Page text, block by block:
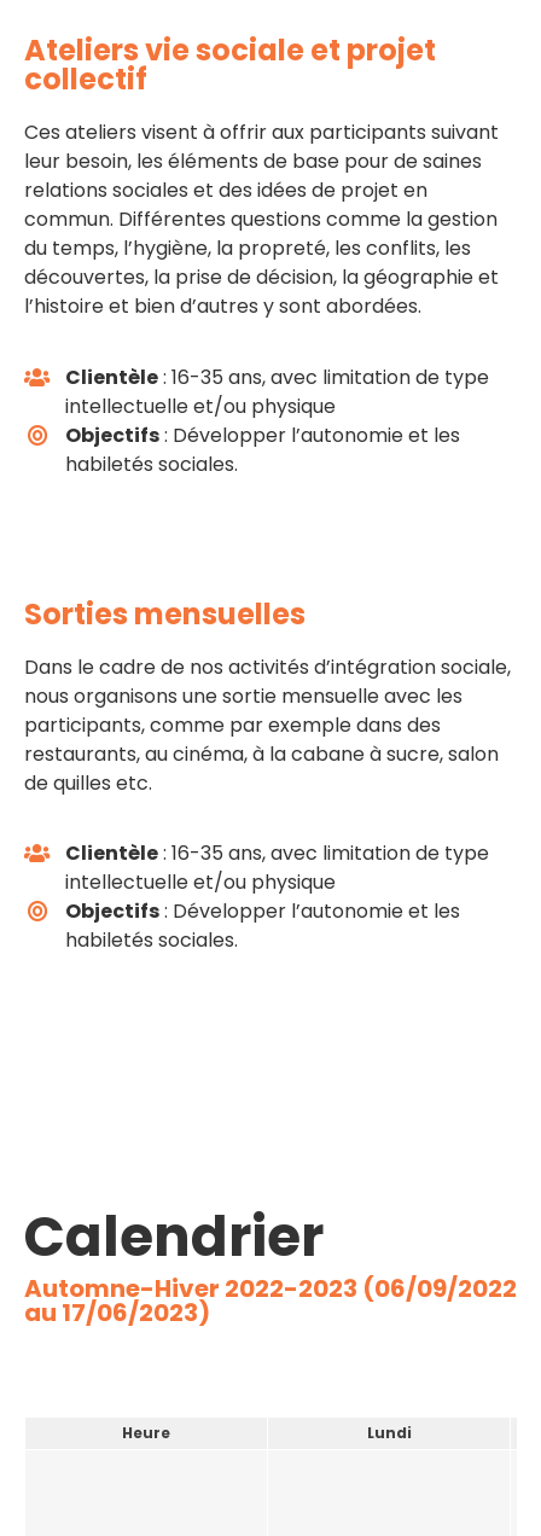
Ateliers vie sociale et projet
collectif
Ces ateliers visent à offrir aux participants suivant
leur besoin, les éléments de base pour de saines
relations sociales et des idées de projet en
commun. Différentes questions comme la gestion
du temps, l’hygiène, la propreté, les conflits, les
découvertes, la prise de décision, la géographie et
l’histoire et bien d’autres y sont abordées.
Clientèle: 16-35 ans, avec limitation de type
intellectuelle et/ou physique
Objectifs: Développer l’autonomie et les
habiletés sociales.
Sorties mensuelles
Dans le cadre de nos activités d’intégration sociale,
nous organisons une sortie mensuelle avec les
participants, comme par exemple dans des
restaurants, au cinéma, à la cabane à sucre, salon
de quilles etc.
Clientèle: 16-35 ans, avec limitation de type
intellectuelle et/ou physique
Objectifs: Développer l’autonomie et les
habiletés sociales.
Calendrier
Automne-Hiver 2022-2023 (06/09/2022
au 17/06/2023)
Heure Lundi